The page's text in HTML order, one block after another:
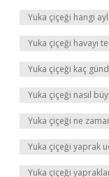
Yuka çiçeği hangi
Yuka çiçeği havayı
Yuka çiçeği kaç
Yuka çiçeği nasıl
Yuka çiçeği ne
Yuka çiçeği yaprak
Yuka çiçeği